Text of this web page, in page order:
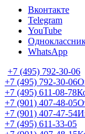
Вконтакте
Telegram
YouTube
WhatsApp
+7 (495) 792-30-06
+7 (495) 792-30-06
+7 (495) 611-08-78
+7 (901) 407-48-05
+7 (901) 407-47-54
+7 (495) 611-33-05